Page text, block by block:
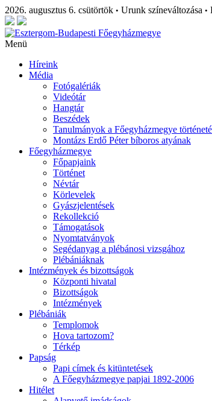
2026. augusztus 6. csütörtök • Urunk színeváltozása •
Menü
Híreink
Média
Fotógalériák
Videótár
Hangtár
Beszédek
Tanulmányok a Főegyházmegye
Montázs Erdő Péter bíboros atyának
Főegyházmegye
Főpapjaink
Történet
Névtár
Körlevelek
Gyászjelentések
Rekollekció
Támogatások
Nyomtatványok
Segédanyag a plébánosi vizsgához
Plébániáknak
Intézmények és bizottságok
Központi hivatal
Bizottságok
Intézmények
Plébániák
Templomok
Hova tartozom?
Térkép
Papság
Papi címek és kitüntetések
A Főegyházmegye papjai 1892-2006
Hitélet